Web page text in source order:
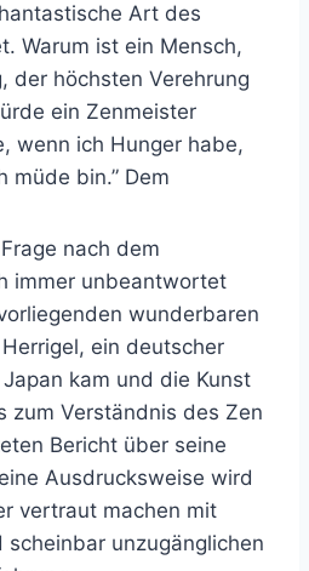
Art des
Warum ist ein Mensch,
der höchsten Verehrung
ein Zenmeister
wenn ich Hunger habe,
müde bin.” Dem
nach dem
immer unbeantwortet
wunderbaren
ein deutscher
kam und die Kunst
zum Verständnis des Zen
Bericht über seine
Ausdrucksweise wird
vertraut machen mit
scheinbar unzugänglichen